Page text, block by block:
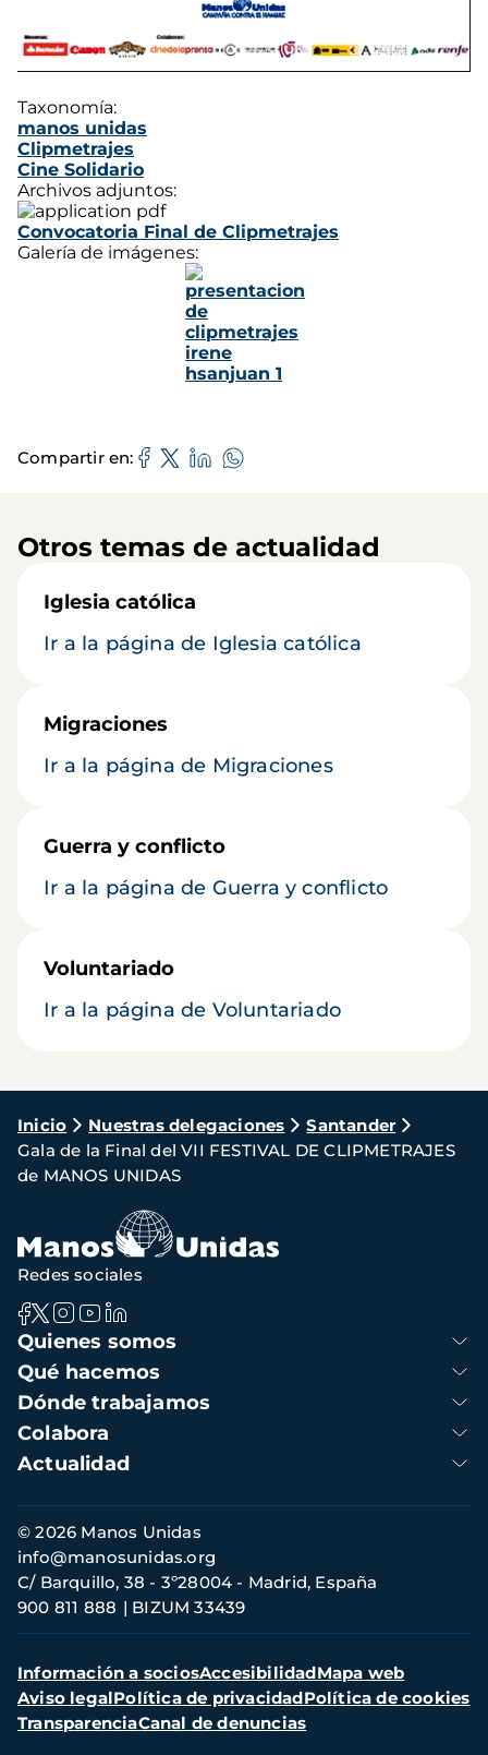
Taxonomía:
manos unidas
Clipmetrajes
Cine Solidario
Archivos adjuntos:
Convocatoria Final de Clipmetrajes
Galería de imágenes:
Compartir en
Otros temas de actualidad
Iglesia católica
Ir a la página de Iglesia católica
Migraciones
Ir a la página de Migraciones
Guerra y conflicto
Ir a la página de Guerra y conflicto
Voluntariado
Ir a la página de Voluntariado
Ruta
de
navegación
Inicio Nuestras delegaciones
Santander
Gala de la Final del VII FESTIVAL DE CLIPMETRAJES
de MANOS UNIDAS
Navegación
principal
Quienes somos
Qué hacemos
Dónde trabajamos
Colabora
Actualidad
Redes sociales
Información
de
contacto
© 2026 Manos Unidas
C/ Barquillo, 38 - 3º28004 - Madrid, España
900 811 888
BIZUM 33439
info@manosunidas.org
Menú
secundario
Información a sociosAccesibilidadMapa web
Aviso legalPolítica de privacidadPolítica de cookies
TransparenciaCanal de denuncias